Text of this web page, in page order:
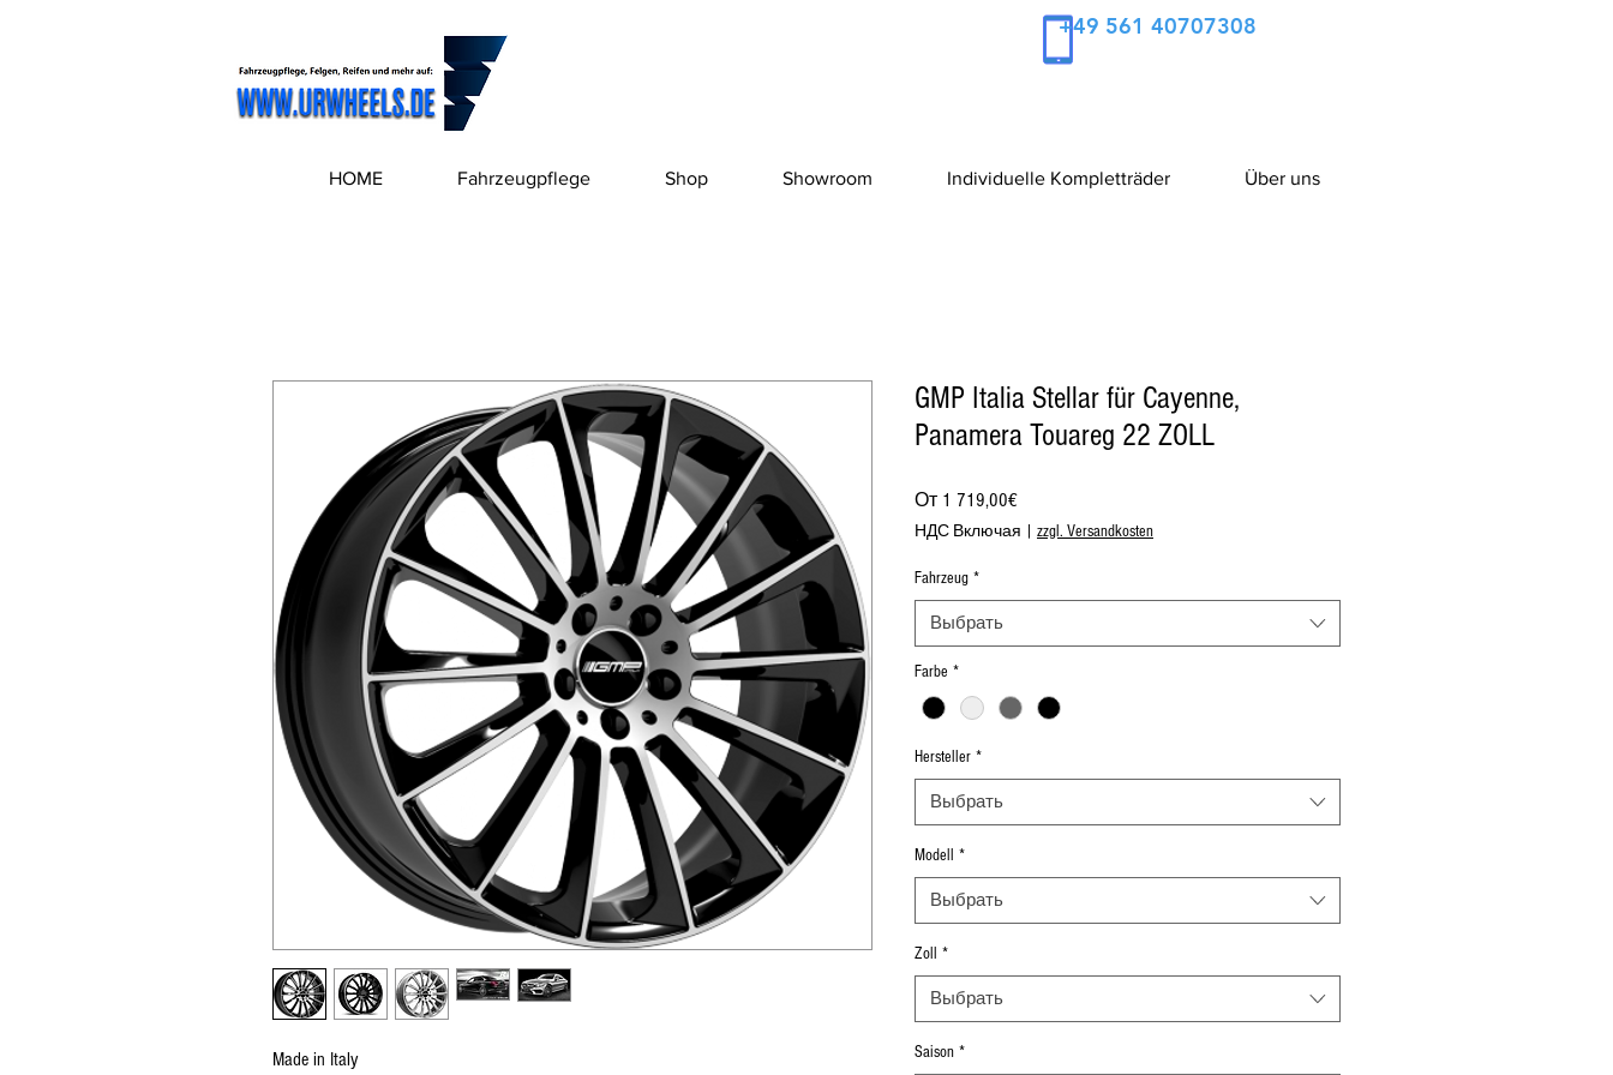
+49 561 40707308
HOME Fahrzeugpflege Shop Showroom Individuelle Kompletträder Über uns
Made in Italy
GMP Italia Stellar für Cayenne,
Panamera Touareg 22 ZOLL
От 1 719,00€Спеццена
НДС Включая zzgl. Versandkosten
Fahrzeug *
Выбрать
Farbe *
Hersteller *
Выбрать
Modell *
Выбрать
Zoll *
Выбрать
Saison *